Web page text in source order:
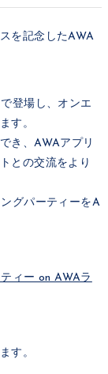
を記念したAWA
登場し、オンエ
す。
き、AWAアプリ
との交流をより
グパーティーをA
ィー on AWAラ
す。